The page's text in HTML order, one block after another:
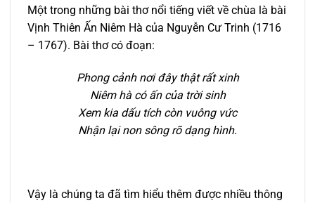
Một trong những bài thơ nổi tiếng viết về chùa là bài
Vịnh Thiên Ấn Niêm Hà của Nguyễn Cư Trinh (1716
– 1767). Bài thơ có đoạn:
Phong cảnh nơi đây thật rất xinh
Niêm hà có ấn của trời sinh
Xem kia dấu tích còn vuông vức
Nhận lại non sông rõ dạng hình.
Vậy là chúng ta đã tìm hiểu thêm được nhiều thông